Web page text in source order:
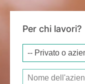
Per chi lavori?
Company name*